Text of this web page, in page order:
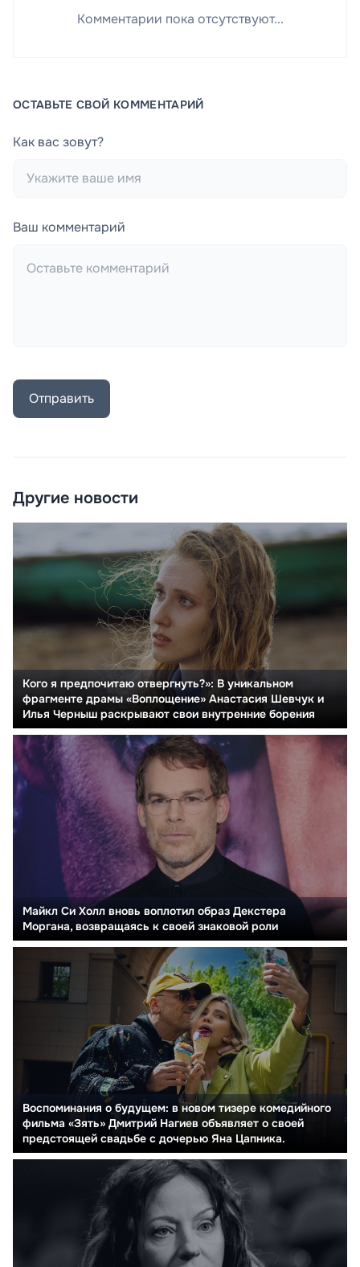
Комментарии пока отсутствуют...
ОСТАВЬТЕ СВОЙ КОММЕНТАРИЙ
Как вас зовут?
Ваш комментарий
Отправить
Другие новости
Кого я предпочитаю отвергнуть?»: В уникальном
фрагменте драмы «Воплощение» Анастасия Шевчук и
Илья Черныш раскрывают свои внутренние борения
Майкл Си Холл вновь воплотил образ Декстера
Моргана, возвращаясь к своей знаковой роли
Воспоминания о будущем: в новом тизере комедийного
фильма «Зять» Дмитрий Нагиев объявляет о своей
предстоящей свадьбе с дочерью Яна Цапника.